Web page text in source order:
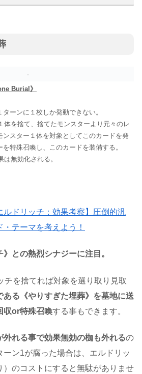
Burial》
ーンに１枚しか発動できない。
体を捨て、捨てたモンスターより元々のレ
スター１体を対象としてこのカードを発
特殊召喚し、このカードを装備する。
無効化される。
ルドリッチ：効果考察】圧倒的汎
テーマを考えよう！
》との熱烈シナジーに注目。
チを捨てれば対象を選り取り見取
ある《やりすぎた埋葬》を墓地に送
収or特殊召喚する事もできます。
外れる事で効果無効の枷も外れるの
ーン1が腐った場合は、エルドリッ
のコストにすると無駄がありませ